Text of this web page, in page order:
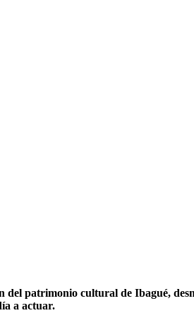
patrimonio cultural de Ibagué,
a actuar.